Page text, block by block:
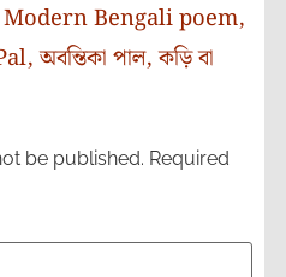
Modern Bengali poem,
,অবন্তিকা পাল,কড়ি বা
be published. Required